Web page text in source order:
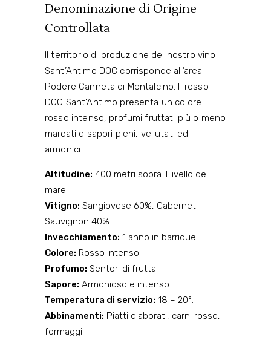
Denominazione di Origine
Controllata
Il territorio di produzione del nostro vino
Sant’Antimo DOC corrisponde all’area
Podere Canneta di Montalcino. Il rosso
DOC Sant’Antimo presenta un colore
rosso intenso, profumi fruttati più o meno
marcati e sapori pieni, vellutati ed
armonici.
Altitudine: 400 metri sopra il livello del
mare.
Vitigno: Sangiovese 60%, Cabernet
Sauvignon 40%.
Invecchiamento: 1 anno in barrique.
Colore: Rosso intenso.
Profumo: Sentori di frutta.
Sapore: Armonioso e intenso.
Temperatura di servizio: 18 – 20°.
Abbinamenti: Piatti elaborati, carni rosse,
formaggi.